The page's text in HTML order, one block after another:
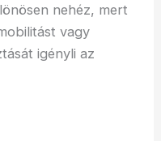
nehéz, mert
vagy
igényli az